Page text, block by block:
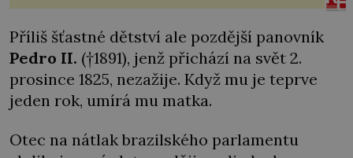
Příliš šťastné dětství ale pozdější panovník
Pedro II. (†1891), jenž přichází na svět 2.
prosince 1825, nezažije. Když mu je teprve
jeden rok, umírá mu matka.
Otec na nátlak brazilského parlamentu